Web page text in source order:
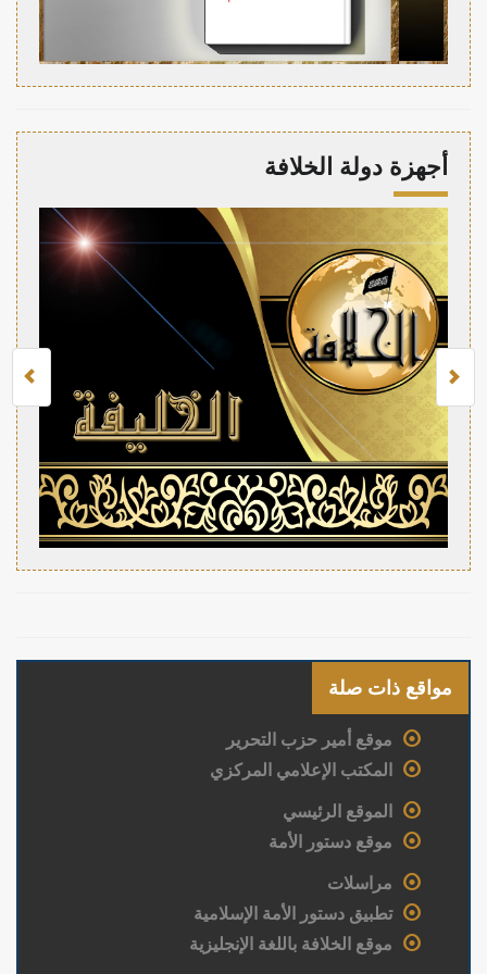
أجهزة دولة الخلافة
مواقع ذات صلة
موقع أمير حزب التحرير
المكتب الإعلامي المركزي
الموقع الرئيسي
موقع دستور الأمة
مراسلات
تطبيق دستور الأمة الإسلامية
موقع الخلافة باللغة الإنجليزية